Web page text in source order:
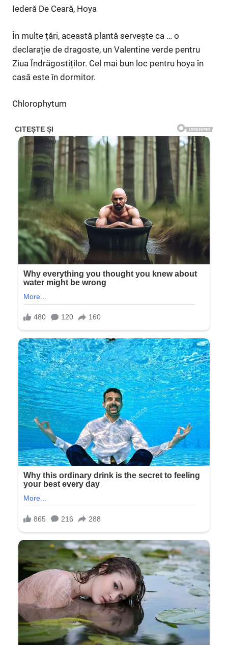
Iederă De Ceară, Hoya
În multe țări, această plantă servește ca … o
declarație de dragoste, un Valentine verde pentru
Ziua Îndrăgostiților. Cel mai bun loc pentru hoya în
casă este în dormitor.
Chlorophytum